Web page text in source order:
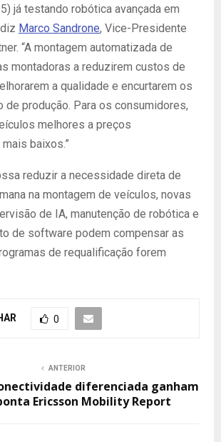
já testando robótica avançada em
Marco Sandrone, Vice-Presidente
. “A montagem automatizada de
montadoras a reduzirem custos de
a qualidade e encurtarem os
de produção. Para os consumidores,
melhores a preços
baixos.”
reduzir a necessidade direta de
na montagem de veículos, novas
de IA, manutenção de robótica e
de software podem compensar as
de requalificação forem
0
ANTERIOR
diferenciada ganham
Ericsson Mobility Report